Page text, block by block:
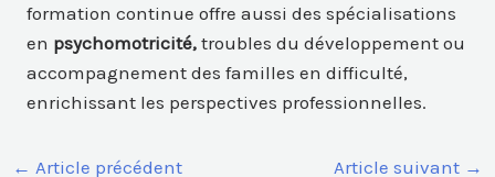
formation continue offre aussi des spécialisations
en psychomotricité, troubles du développement ou
accompagnement des familles en difficulté,
enrichissant les perspectives professionnelles.
← Article précédent Article suivant →